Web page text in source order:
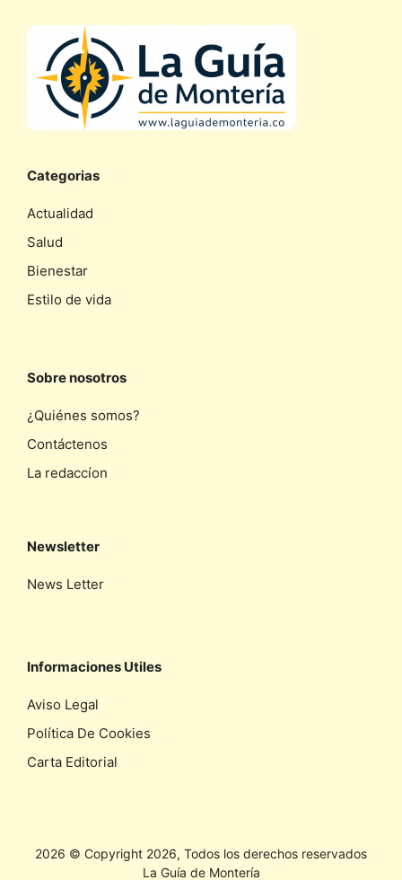
Categorias
Actualidad
Salud
Bienestar
Estilo de vida
Sobre nosotros
¿Quiénes somos?
Contáctenos
La redaccíon
Newsletter
News Letter
Informaciones Utiles
Aviso Legal
Política De Cookies
Carta Editorial
2026 © Copyright 2026, Todos los derechos reservados
La Guía de Montería